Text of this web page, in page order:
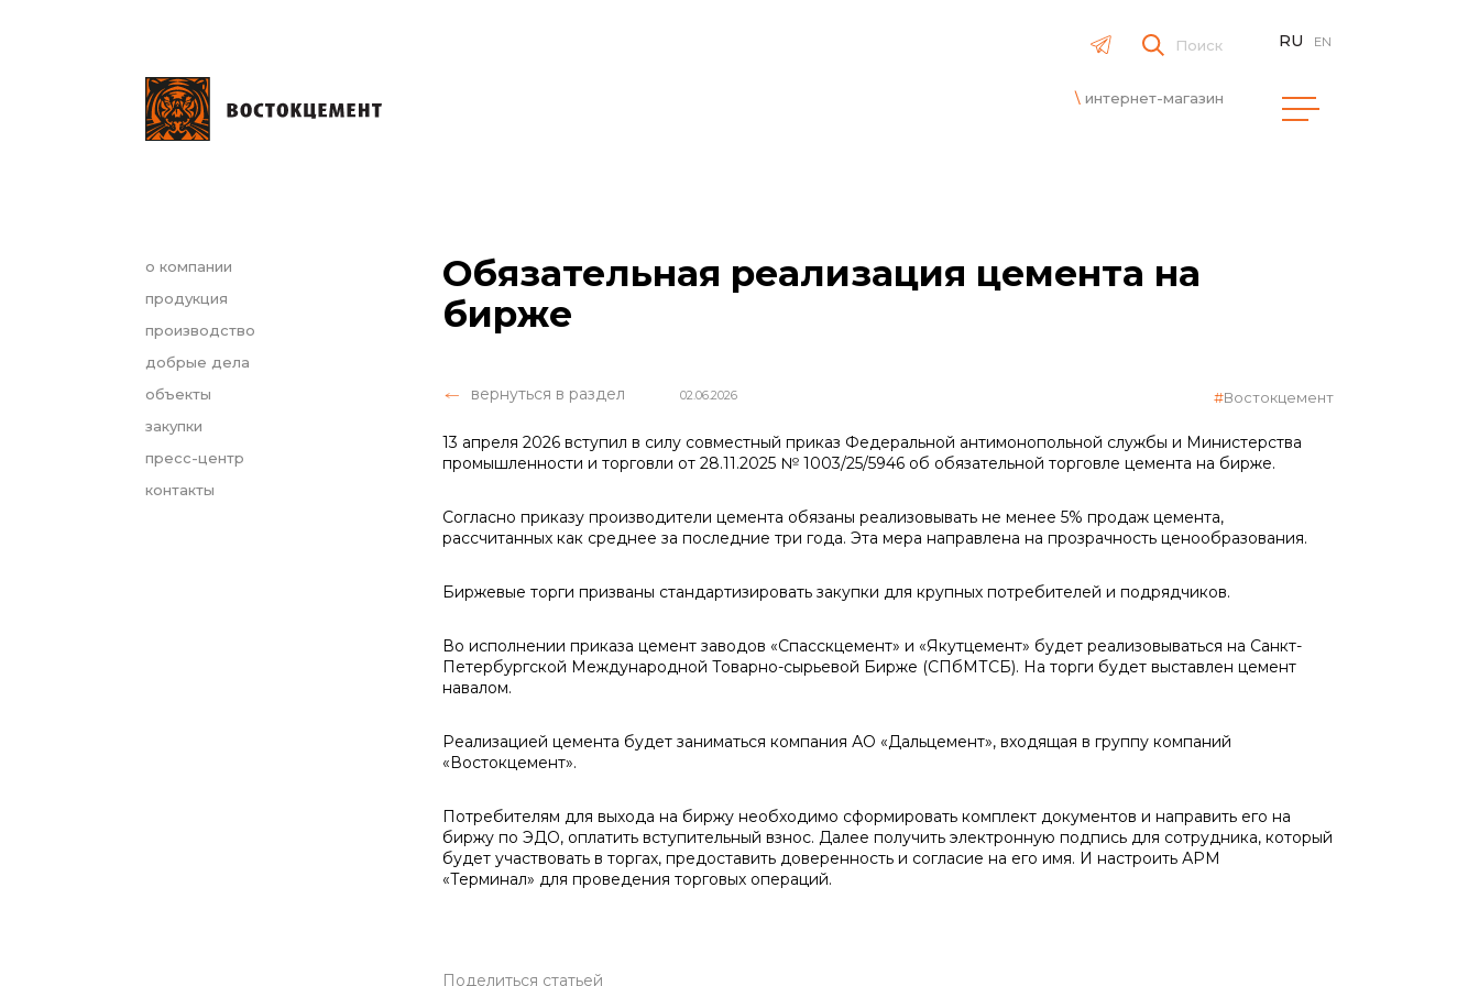
Поиск
интернет-магазин
RU EN
о компании
продукция
производство
добрые дела
объекты
закупки
пресс-центр
контакты
Обязательная реализация цемента на
бирже
вернуться в раздел 02.06.2026 Востокцемент
13 апреля 2026 вступил в силу совместный приказ Федеральной антимонопольной службы и Министерства
промышленности и торговли от 28.11.2025 № 1003/25/5946 об обязательной торговле цемента на бирже.
Согласно приказу производители цемента обязаны реализовывать не менее 5% продаж цемента,
рассчитанных как среднее за последние три года. Эта мера направлена на прозрачность ценообразования.
Биржевые торги призваны стандартизировать закупки для крупных потребителей и подрядчиков.
Во исполнении приказа цемент заводов «Спасскцемент» и «Якутцемент» будет реализовываться на Санкт-
Петербургской Международной Товарно-сырьевой Бирже (СПбМТСБ). На торги будет выставлен цемент
навалом.
Реализацией цемента будет заниматься компания АО «Дальцемент», входящая в группу компаний
«Востокцемент».
Потребителям для выхода на биржу необходимо сформировать комплект документов и направить его на
биржу по ЭДО, оплатить вступительный взнос. Далее получить электронную подпись для сотрудника, который
будет участвовать в торгах, предоставить доверенность и согласие на его имя. И настроить АРМ
«Терминал» для проведения торговых операций.
Поделиться статьей